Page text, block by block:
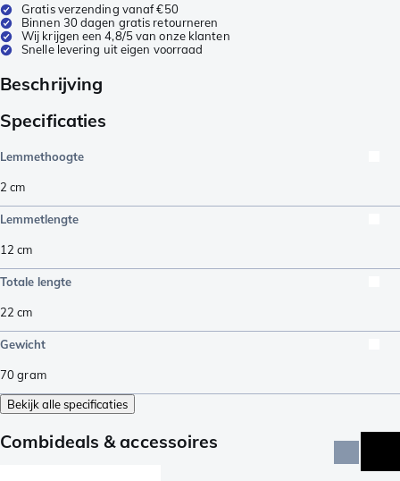
Gratis verzending vanaf €50
Binnen 30 dagen gratis retourneren
Wij krijgen een 4,8/5 van onze klanten
Snelle levering uit eigen voorraad
Beschrijving
Specificaties
Lemmethoogte
2 cm
Lemmetlengte
12 cm
Totale lengte
22 cm
Gewicht
70gram
Bekijk alle specificaties
Combideals & accessoires